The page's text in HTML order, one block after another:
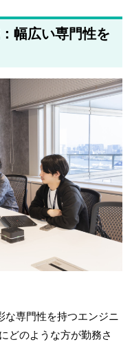
幅広い専門性を
な専門性を持つエンジニ
どのような方が勤務さ